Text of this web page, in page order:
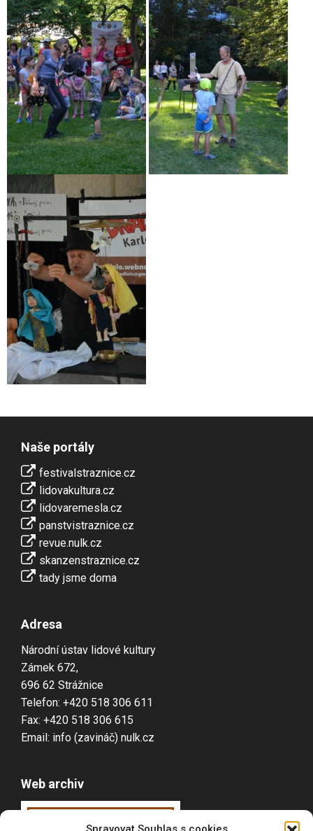
Naše portály
festivalstraznice.cz
lidovakultura.cz
lidovaremesla.cz
panstvistraznice.cz
revue.nulk.cz
skanzenstraznice.cz
tady jsme doma
Adresa
Národní ústav lidové kultury
Zámek 672,
696 62 Strážnice
Telefon: +420 518 306 611
Fax: +420 518 306 615
Email: info (zavináč) nulk.cz
Web archiv